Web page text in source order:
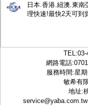
日本.香港.紐澳.東
理快速!最快2天可到
TEL:03-
網路電話
服務時間:星
敏希有
地址:
service@yaba.com.tw